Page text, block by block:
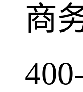
商